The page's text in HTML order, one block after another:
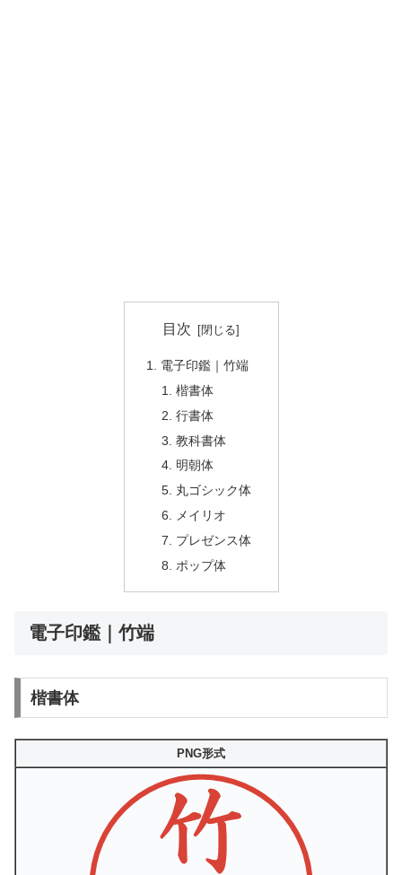
目次
電子印鑑｜竹端
楷書体
行書体
教科書体
明朝体
丸ゴシック体
メイリオ
プレゼンス体
ポップ体
電子印鑑｜竹端
楷書体
PNG形式